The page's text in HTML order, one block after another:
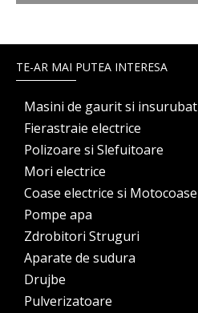
TE-AR MAI PUTEA INTERESA
Masini de gaurit si insurubat
Fierastraie electrice
Polizoare si Slefuitoare
Mori electrice
Coase electrice si Motocoase
Pompe apa
Zdrobitori Struguri
Aparate de sudura
Drujbe
Pulverizatoare